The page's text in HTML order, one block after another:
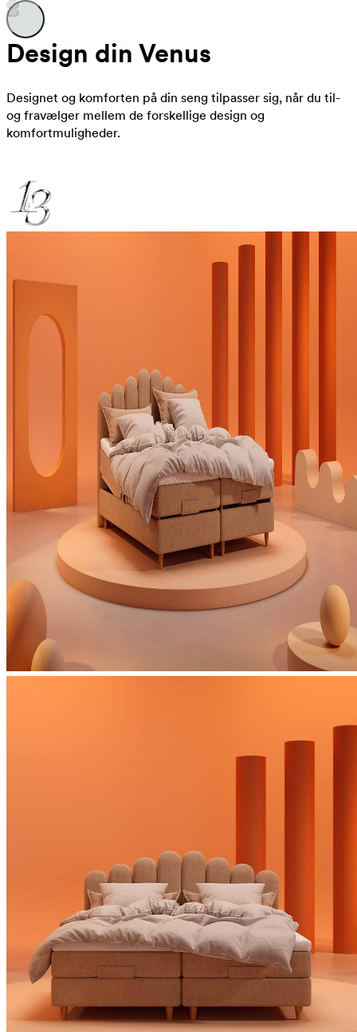
Design din Venus
Designet og komforten på din seng tilpasser sig, når du til-
og fravælger mellem de forskellige design og
komfortmuligheder.